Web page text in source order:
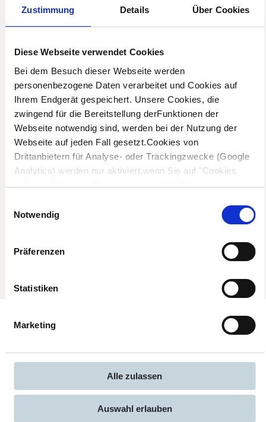
Zustimmung Details Über Cookies
Diese Webseite verwendet Cookies
Bei dem Besuch dieser Webseite werden
personenbezogene Daten verarbeitet und Cookies auf
Ihrem Endgerät gespeichert. Unsere Cookies, die
zwingend für die Bereitstellung derFunktionen der
Webseite notwendig sind, werden bei der Nutzung der
Webseite auf jeden Fall gesetzt.Cookies von
Drittanbietern für Analyse- oder Trackingzwecke (Google
Analytics) werden nur aktiviert,wenn Sie auf "Cookies
zulassen" klicken. Mehr dazu (einschließlich der
erfahren Sie in unserer
Notwendig
Präferenzen
Statistiken
Marketing
Alle zulassen
Auswahl erlauben
Holzwangentreppen
Geländergetragene
Treppen
Außentreppen